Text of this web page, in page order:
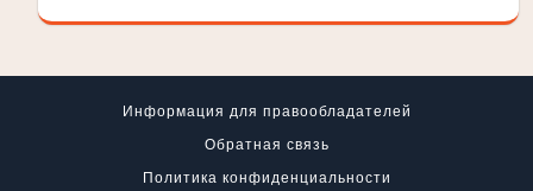
Информация для правообладателей
Обратная связь
Политика конфиденциальности